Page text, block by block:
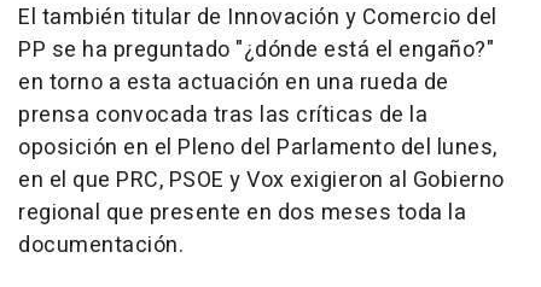
El también titular de Innovación y Comercio del
PP se ha preguntado "¿dónde está el engaño?"
en torno a esta actuación en una rueda de
prensa convocada tras las críticas de la
oposición en el Pleno del Parlamento del lunes,
en el que PRC, PSOE y Vox exigieron al Gobierno
regional que presente en dos meses toda la
documentación.